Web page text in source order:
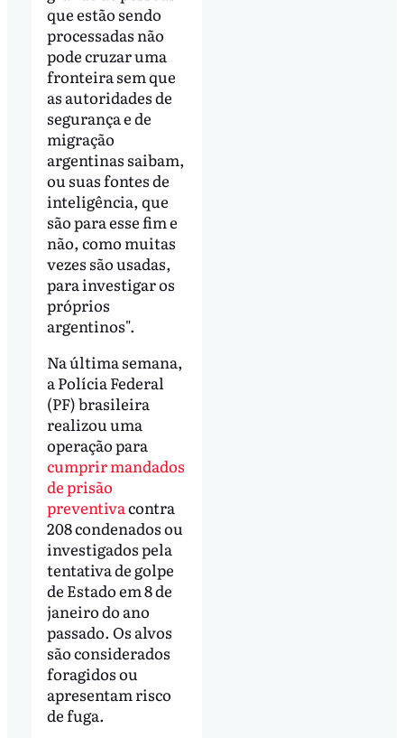
que estão sendo
processadas não
pode cruzar uma
fronteira sem que
as autoridades de
segurança e de
migração
argentinas saibam,
ou suas fontes de
inteligência, que
são para esse fim e
não, como muitas
vezes são usadas,
para investigar os
próprios
argentinos".
Na última semana,
a Polícia Federal
(PF) brasileira
realizou uma
operação para
cumprir mandados
de prisão
preventivacontra
208 condenados ou
investigados pela
tentativa de golpe
de Estado em 8 de
janeiro do ano
passado. Os alvos
são considerados
foragidos ou
apresentam risco
de fuga.